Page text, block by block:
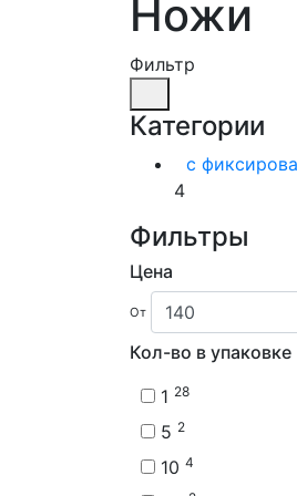
Ножи
Фильтр
Категории
с
4
Фильтры
Цена
От
Кол-во в упаковке
1 28
5 2
10 4